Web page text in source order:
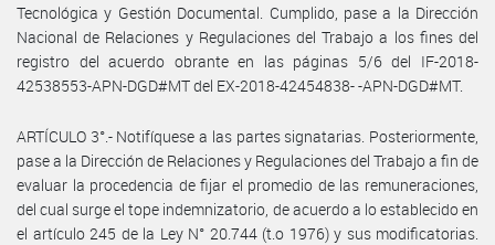
Tecnológica y Gestión Documental. Cumplido, pase a la Dirección
Nacional de Relaciones y Regulaciones del Trabajo a los fines del
registro del acuerdo obrante en las páginas 5/6 del IF-2018-
42538553-APN-DGD#MT del EX-2018-42454838- -APN-DGD#MT.
ARTÍCULO 3°.- Notifíquese a las partes signatarias. Posteriormente,
pase a la Dirección de Relaciones y Regulaciones del Trabajo a fin de
evaluar la procedencia de fijar el promedio de las remuneraciones,
del cual surge el tope indemnizatorio, de acuerdo a lo establecido en
el artículo 245 de la Ley N° 20.744 (t.o 1976) y sus modificatorias.